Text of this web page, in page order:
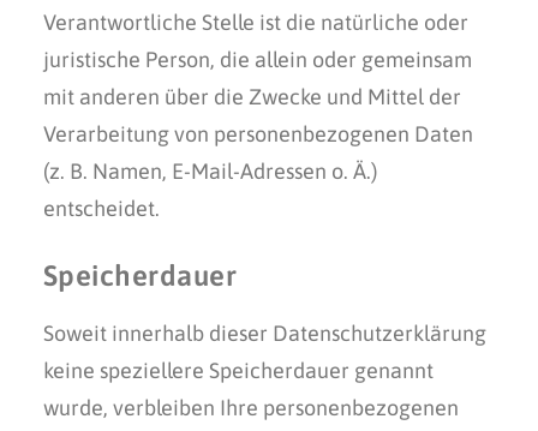
Verantwortliche Stelle ist die natürliche oder
juristische Person, die allein oder gemeinsam
mit anderen über die Zwecke und Mittel der
Verarbeitung von personenbezogenen Daten
(z. B. Namen, E-Mail-Adressen o. Ä.)
entscheidet.
Speicherdauer
Soweit innerhalb dieser Datenschutzerklärung
keine speziellere Speicherdauer genannt
wurde, verbleiben Ihre personenbezogenen